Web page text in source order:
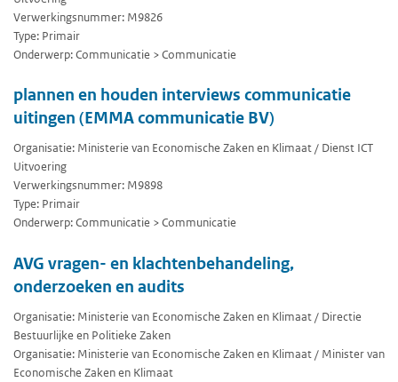
Verwerkingsnummer: M9826
Type: Primair
Onderwerp: Communicatie > Communicatie
plannen en houden interviews communicatie
uitingen (EMMA communicatie BV)
Organisatie: Ministerie van Economische Zaken en Klimaat / Dienst ICT
Uitvoering
Verwerkingsnummer: M9898
Type: Primair
Onderwerp: Communicatie > Communicatie
AVG vragen- en klachtenbehandeling,
onderzoeken en audits
Organisatie: Ministerie van Economische Zaken en Klimaat / Directie
Bestuurlijke en Politieke Zaken
Organisatie: Ministerie van Economische Zaken en Klimaat / Minister van
Economische Zaken en Klimaat